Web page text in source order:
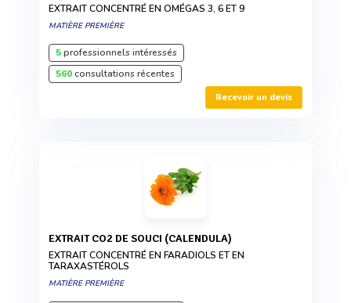
EXTRAIT CONCENTRÉ EN OMÉGAS 3, 6 ET 9
MATIÈRE PREMIÈRE
5professionnels intéressés
560consultations récentes
Recevoir un devis
EXTRAIT CO2 DE SOUCI (CALENDULA)
EXTRAIT CONCENTRÉ EN FARADIOLS ET EN
TARAXASTÉROLS
MATIÈRE PREMIÈRE